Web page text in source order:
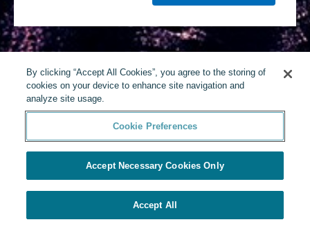
By clicking “Accept All Cookies”, you agree to the storing of
cookies on your device to enhance site navigation and
analyze site usage.
Cookie Preferences
Accept Necessary Cookies Only
Accept All